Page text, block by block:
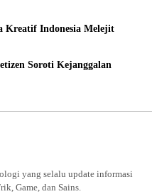
Kreatif Indonesia Melejit
Soroti Kejanggalan
yang selalu update informasi
Game, dan Sains.